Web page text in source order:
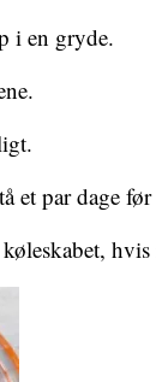
i en gryde.
et par dage før